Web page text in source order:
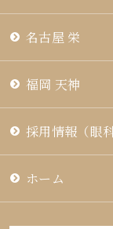
名古屋 栄
福岡 天神
採用情報（眼
ホーム